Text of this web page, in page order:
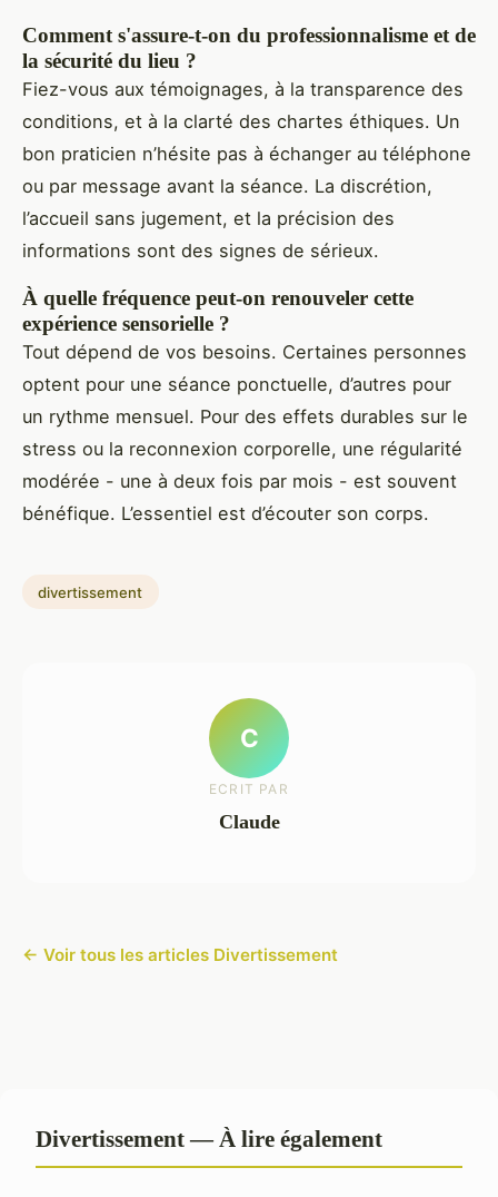
Comment s'assure-t-on du professionnalisme et de
la sécurité du lieu ?
Fiez-vous aux témoignages, à la transparence des
conditions, et à la clarté des chartes éthiques. Un
bon praticien n’hésite pas à échanger au téléphone
ou par message avant la séance. La discrétion,
l’accueil sans jugement, et la précision des
informations sont des signes de sérieux.
À quelle fréquence peut-on renouveler cette
expérience sensorielle ?
Tout dépend de vos besoins. Certaines personnes
optent pour une séance ponctuelle, d’autres pour
un rythme mensuel. Pour des effets durables sur le
stress ou la reconnexion corporelle, une régularité
modérée - une à deux fois par mois - est souvent
bénéfique. L’essentiel est d’écouter son corps.
divertissement
C
ECRIT PAR
Claude
← Voir tous les articles Divertissement
Divertissement — À lire également